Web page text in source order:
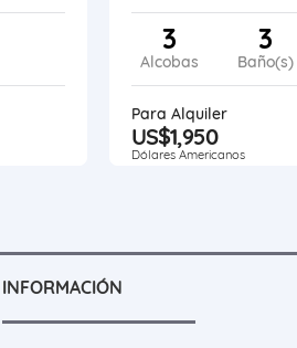
3
Alcobas
3
Baño(s)
Para Alquiler
US$1,950
Dólares Americanos
INFORMACIÓN